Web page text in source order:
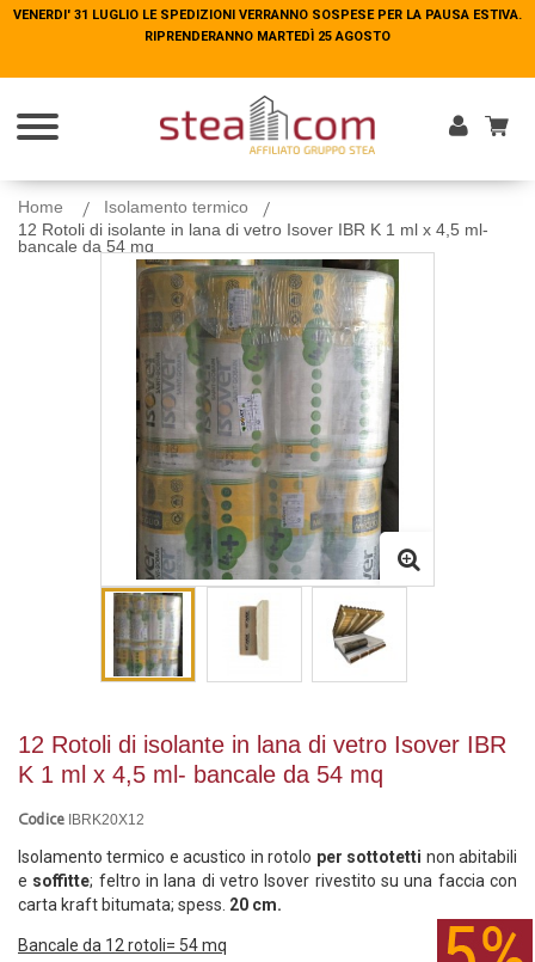
VENERDI' 31 LUGLIO LE SPEDIZIONI VERRANNO SOSPESE PER LA PAUSA ESTIVA.
RIPRENDERANNO MARTEDÌ 25 AGOSTO
Home
Isolamento termico
12 Rotoli di isolante in lana di vetro Isover IBR K 1 ml x 4,5 ml-
bancale da 54 mq
12 Rotoli di isolante in lana di vetro Isover IBR
K 1 ml x 4,5 ml- bancale da 54 mq
Codice IBRK20X12
Isolamento termico e acustico in rotolo per sottotetti non abitabili
e soffitte; feltro in lana di vetro Isover rivestito su una faccia con
carta kraft bitumata; spess. 20 cm.
Bancale da 12 rotoli= 54 mq
VENERDI' 31 LUGLIO LE SPEDIZIONI VERRANNO SOSPESE PER LA PAUSA ESTIVA.
RIPRENDERANNO MARTEDÌ 25 AGOSTO